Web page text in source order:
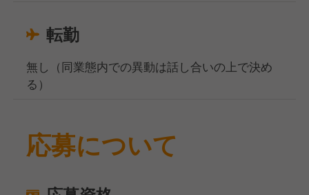
転勤
無し（同業態内での異動は話し合いの上で決め
る）
応募について